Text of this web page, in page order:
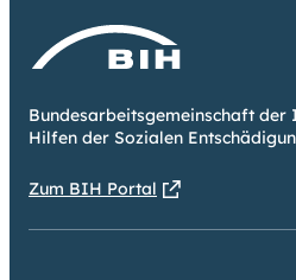
Bundesarbeitsgemeinschaft der
Hilfen der Sozialen
Zum BIH Portal